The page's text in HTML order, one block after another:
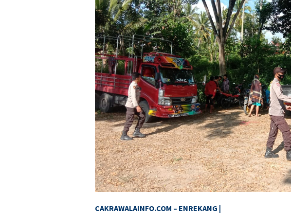
CAKRAWALAINFO.COM – ENREKANG |